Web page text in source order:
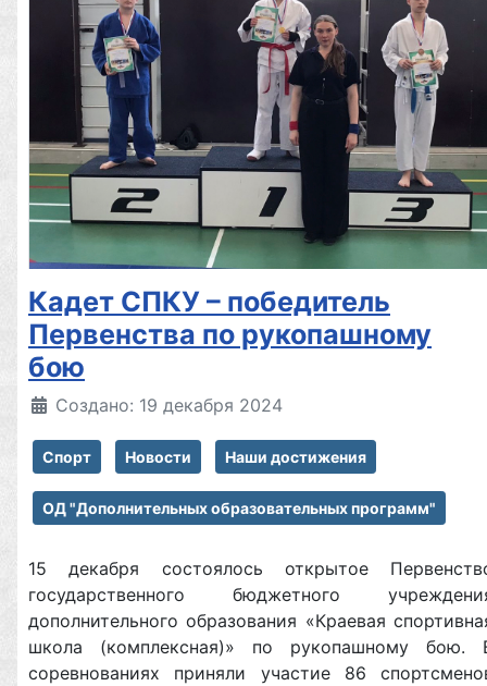
Кадет СПКУ – победитель
Первенства по рукопашному
бою
Создано: 19 декабря 2024
Спорт Новости Наши достижения
ОД "Дополнительных образовательных программ"
15 декабря состоялось открытое
государственного бюджетного
дополнительного образования «Краевая
школа (комплексная)» по рукопашному бою.
соревнованиях приняли участие 86